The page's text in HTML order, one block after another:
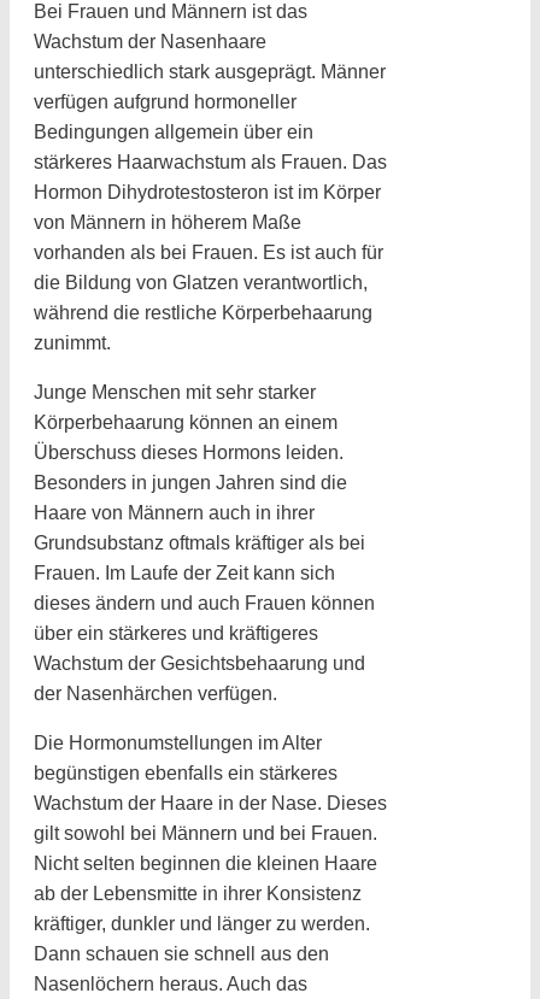
Bei Frauen und Männern ist das
Wachstum der Nasenhaare
unterschiedlich stark ausgeprägt. Männer
verfügen aufgrund hormoneller
Bedingungen allgemein über ein
stärkeres Haarwachstum als Frauen. Das
Hormon Dihydrotestosteron ist im Körper
von Männern in höherem Maße
vorhanden als bei Frauen. Es ist auch für
die Bildung von Glatzen verantwortlich,
während die restliche Körperbehaarung
zunimmt.
Junge Menschen mit sehr starker
Körperbehaarung können an einem
Überschuss dieses Hormons leiden.
Besonders in jungen Jahren sind die
Haare von Männern auch in ihrer
Grundsubstanz oftmals kräftiger als bei
Frauen. Im Laufe der Zeit kann sich
dieses ändern und auch Frauen können
über ein stärkeres und kräftigeres
Wachstum der Gesichtsbehaarung und
der Nasenhärchen verfügen.
Die Hormonumstellungen im Alter
begünstigen ebenfalls ein stärkeres
Wachstum der Haare in der Nase. Dieses
gilt sowohl bei Männern und bei Frauen.
Nicht selten beginnen die kleinen Haare
ab der Lebensmitte in ihrer Konsistenz
kräftiger, dunkler und länger zu werden.
Dann schauen sie schnell aus den
Nasenlöchern heraus. Auch das